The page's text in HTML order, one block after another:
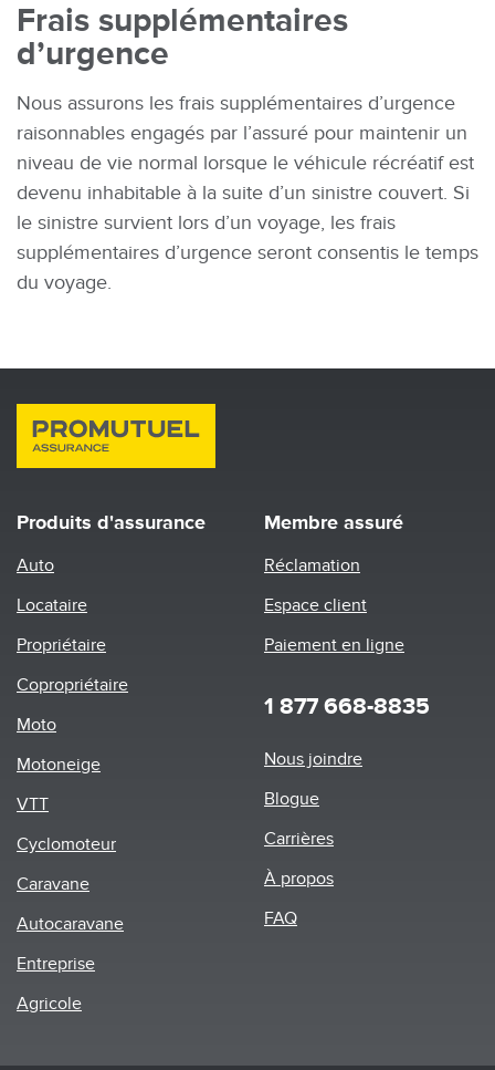
Frais supplémentaires
d’urgence
Nous assurons les frais supplémentaires d’urgence
raisonnables engagés par l’assuré pour maintenir un
niveau de vie normal lorsque le véhicule récréatif est
devenu inhabitable à la suite d’un sinistre couvert. Si
le sinistre survient lors d’un voyage, les frais
supplémentaires d’urgence seront consentis le temps
du voyage.
Produits d'assurance
Auto
Locataire
Propriétaire
Copropriétaire
Moto
Motoneige
VTT
Cyclomoteur
Caravane
Autocaravane
Entreprise
Agricole
Membre assuré
Réclamation
Espace client
Paiement en ligne
1 877 668-8835
Footer
Nous joindre
Blogue
Carrières
À propos
FAQ